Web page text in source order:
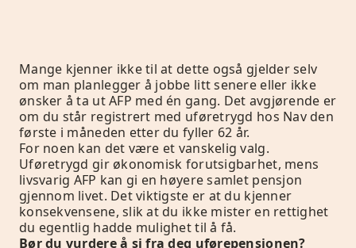
Mange kjenner ikke til at dette også gjelder selv
om man planlegger å jobbe litt senere eller ikke
ønsker å ta ut AFP med én gang. Det avgjørende er
om du står registrert med uføretrygd hos Nav den
første i måneden etter du fyller 62 år.
For noen kan det være et vanskelig valg.
Uføretrygd gir økonomisk forutsigbarhet, mens
livsvarig AFP kan gi en høyere samlet pensjon
gjennom livet. Det viktigste er at du kjenner
konsekvensene, slik at du ikke mister en rettighet
du egentlig hadde mulighet til å få.
Bør du vurdere å si fra deg uførepensjonen?